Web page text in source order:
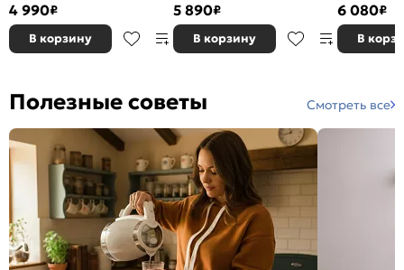
4 990₽
В корзину
5 890₽
В корзину
6 080₽
В
Полезные советы Смотреть все